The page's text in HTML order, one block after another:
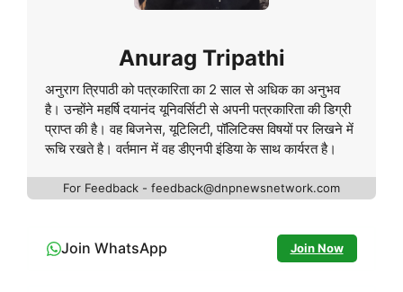
Anurag Tripathi
अनुराग त्रिपाठी को पत्रकारिता का 2 साल से अधिक का अनुभव
है। उन्होंने महर्षि दयानंद यूनिवर्सिटी से अपनी पत्रकारिता की डिग्री
प्राप्त की है। वह बिजनेस, यूटिलिटी, पॉलिटिक्स विषयों पर लिखने में
रूचि रखते है। वर्तमान में वह डीएनपी इंडिया के साथ कार्यरत है।
For Feedback - feedback@dnpnewsnetwork.com
Join WhatsApp Join Now